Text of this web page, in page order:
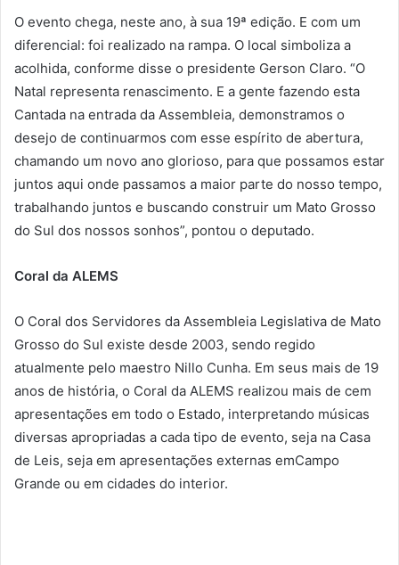
O evento chega, neste ano, à sua 19ª edição. E com um
diferencial: foi realizado na rampa. O local simboliza a
acolhida, conforme disse o presidente Gerson Claro. “O
Natal representa renascimento. E a gente fazendo esta
Cantada na entrada da Assembleia, demonstramos o
desejo de continuarmos com esse espírito de abertura,
chamando um novo ano glorioso, para que possamos estar
juntos aqui onde passamos a maior parte do nosso tempo,
trabalhando juntos e buscando construir um Mato Grosso
do Sul dos nossos sonhos”, pontou o deputado.
Coral da ALEMS
O Coral dos Servidores da Assembleia Legislativa de Mato
Grosso do Sul existe desde 2003, sendo regido
atualmente pelo maestro Nillo Cunha. Em seus mais de 19
anos de história, o Coral da ALEMS realizou mais de cem
apresentações em todo o Estado, interpretando músicas
diversas apropriadas a cada tipo de evento, seja na Casa
de Leis, seja em apresentações externas emCampo
Grande ou em cidades do interior.